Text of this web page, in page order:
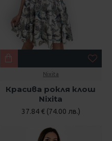
Nixita
Красива рокля клош
Nixita
37.84 € (74.00 лв.)